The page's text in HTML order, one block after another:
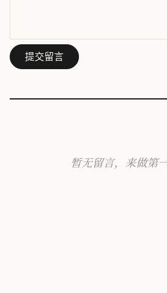
提交留言
暂无留言，来做第